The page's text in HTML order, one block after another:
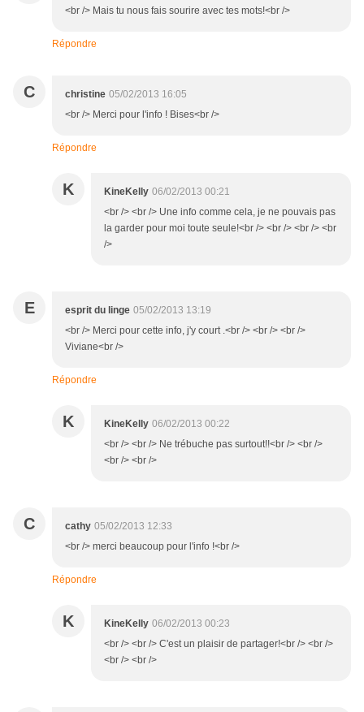
<br /> Mais tu nous fais sourire avec tes mots!<br />
Répondre
C christine 05/02/2013 16:05
<br /> Merci pour l'info ! Bises<br />
Répondre
K KineKelly 06/02/2013 00:21
<br /> <br /> Une info comme cela, je ne pouvais pas
la garder pour moi toute seule!<br /> <br /> <br /> <br
/>
E esprit du linge 05/02/2013 13:19
<br /> Merci pour cette info, j'y court .<br /> <br /> <br />
Viviane<br />
Répondre
K KineKelly 06/02/2013 00:22
<br /> <br /> Ne trébuche pas surtout!!<br /> <br />
<br /> <br />
C cathy 05/02/2013 12:33
<br /> merci beaucoup pour l'info !<br />
Répondre
K KineKelly 06/02/2013 00:23
<br /> <br /> C'est un plaisir de partager!<br /> <br />
<br /> <br />